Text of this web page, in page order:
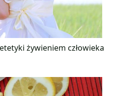
żywieniem człowieka